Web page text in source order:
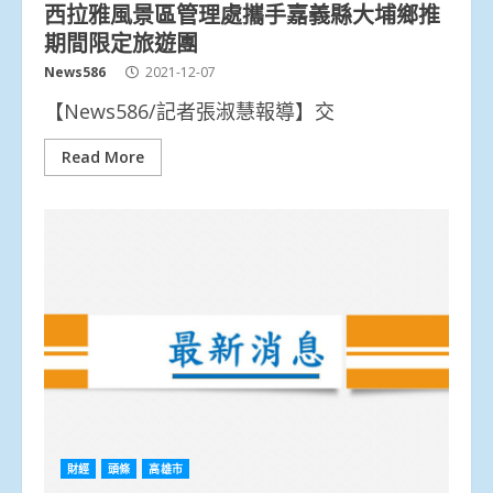
西拉雅風景區管理處攜手嘉義縣大埔鄉推
期間限定旅遊團
News586 2021-12-07
【News586/記者張淑慧報導】交
Read More
財經 頭條 高雄市